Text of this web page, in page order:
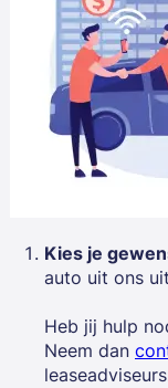
Kies je
auto uit ons
Heb jij hulp
Neem dan